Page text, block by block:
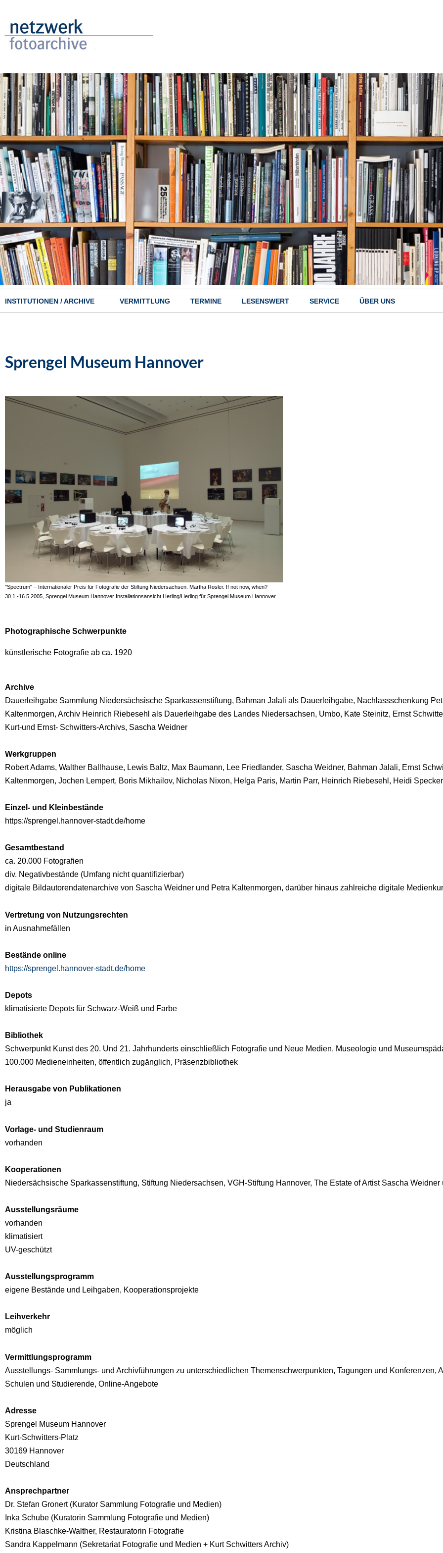
Inhalt
Image
Hauptnavigation
INSTITUTIONEN / ARCHIVE VERMITTLUNG TERMINE LESENSWERT SERVICE ÜBER UNS
Sprengel Museum Hannover
"Spectrum" – Internationaler Preis für Fotografie der Stiftung Niedersachsen. Martha Rosler. If not now, when?
30.1.-16.5.2005, Sprengel Museum Hannover Installationsansicht Herling/Herling für Sprengel Museum Hannover
Photographische Schwerpunkte
künstlerische Fotografie ab ca. 1920
Archive
Dauerleihgabe Sammlung Niedersächsische Sparkassenstiftung, Bahman Jalali als Dauerleihgabe, Nachlassschenkung
Kaltenmorgen, Archiv Heinrich Riebesehl als Dauerleihgabe des Landes Niedersachsen, Umbo, Kate Steinitz, Ernst
Kurt-und Ernst- Schwitters-Archivs, Sascha Weidner
Werkgruppen
Robert Adams, Walther Ballhause, Lewis Baltz, Max Baumann, Lee Friedlander, Sascha Weidner, Bahman Jalali, Ernst
Kaltenmorgen, Jochen Lempert, Boris Mikhailov, Nicholas Nixon, Helga Paris, Martin Parr, Heinrich Riebesehl, Heidi
Einzel- und Kleinbestände
https://sprengel.hannover-stadt.de/home
Gesamtbestand
ca. 20.000 Fotografien
div. Negativbestände (Umfang nicht quantifizierbar)
digitale Bildautorendatenarchive von Sascha Weidner und Petra Kaltenmorgen, darüber hinaus zahlreiche digitale
Vertretung von Nutzungsrechten
in Ausnahmefällen
Bestände online
https://sprengel.hannover-stadt.de/home
Depots
klimatisierte Depots für Schwarz-Weiß und Farbe
Bibliothek
Schwerpunkt Kunst des 20. Und 21. Jahrhunderts einschließlich Fotografie und Neue Medien, Museologie und
100.000 Medieneinheiten, öffentlich zugänglich, Präsenzbibliothek
Herausgabe von Publikationen
ja
Vorlage- und Studienraum
vorhanden
Kooperationen
Niedersächsische Sparkassenstiftung, Stiftung Niedersachsen, VGH-Stiftung Hannover, The Estate of Artist Sascha Weidner
Ausstellungsräume
vorhanden
klimatisiert
UV-geschützt
Ausstellungsprogramm
eigene Bestände und Leihgaben, Kooperationsprojekte
Leihverkehr
möglich
Vermittlungsprogramm
Ausstellungs- Sammlungs- und Archivführungen zu unterschiedlichen Themenschwerpunkten, Tagungen und Konferenzen,
Schulen und Studierende, Online-Angebote
Adresse
Sprengel Museum Hannover
Kurt-Schwitters-Platz
30169 Hannover
Deutschland
Ansprechpartner
Dr. Stefan Gronert (Kurator Sammlung Fotografie und Medien)
Inka Schube (Kuratorin Sammlung Fotografie und Medien)
Kristina Blaschke-Walther, Restauratorin Fotografie
Sandra Kappelmann (Sekretariat Fotografie und Medien + Kurt Schwitters Archiv)